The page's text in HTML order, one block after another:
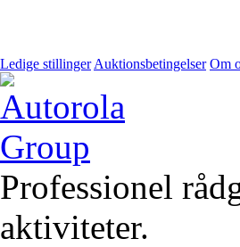
Ledige stillinger Auktionsbetingelser Om
Professionel
aktiviteter.